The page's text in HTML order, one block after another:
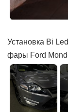
Установка Bi
фары Ford